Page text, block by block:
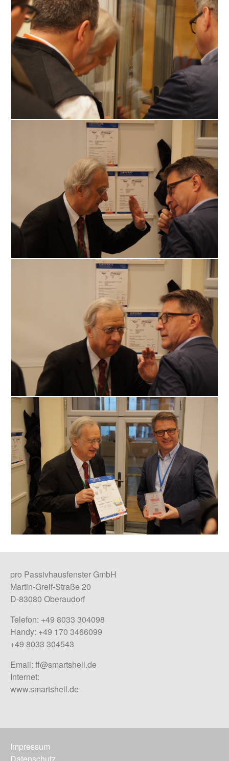
pro Passivhausfenster GmbH
Martin-Greif-Straße 20
D-83080 Oberaudorf
Telefon: +49 8033 304098
Handy: +49 170 3466099
+49 8033 304543
Email: ff@smartshell.de
Internet:
www.smartshell.de
Impressum